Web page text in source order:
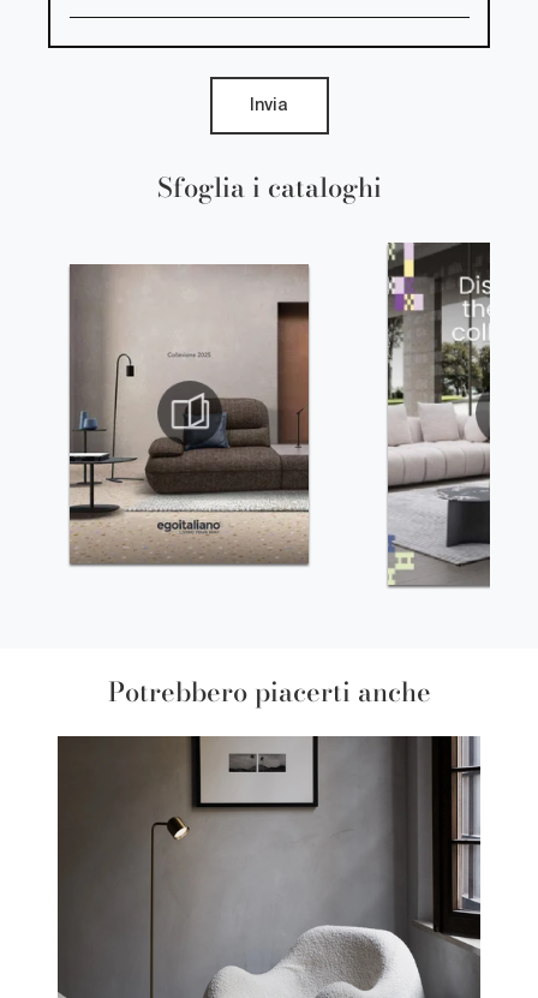
Sfoglia i cataloghi
Invia
Potrebbero piacerti anche